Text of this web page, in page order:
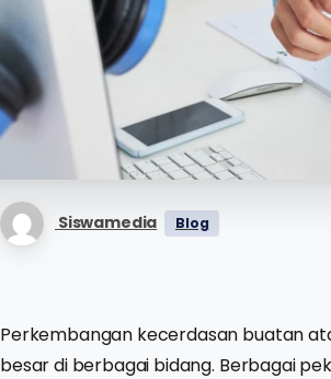
Siswamedia Blog
Perkembangan kecerdasan buatan
besar di berbagai bidang. Berbagai